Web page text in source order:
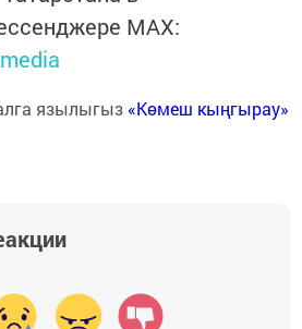
MАХ:
язылыгыз «Көмеш кыңгырау»